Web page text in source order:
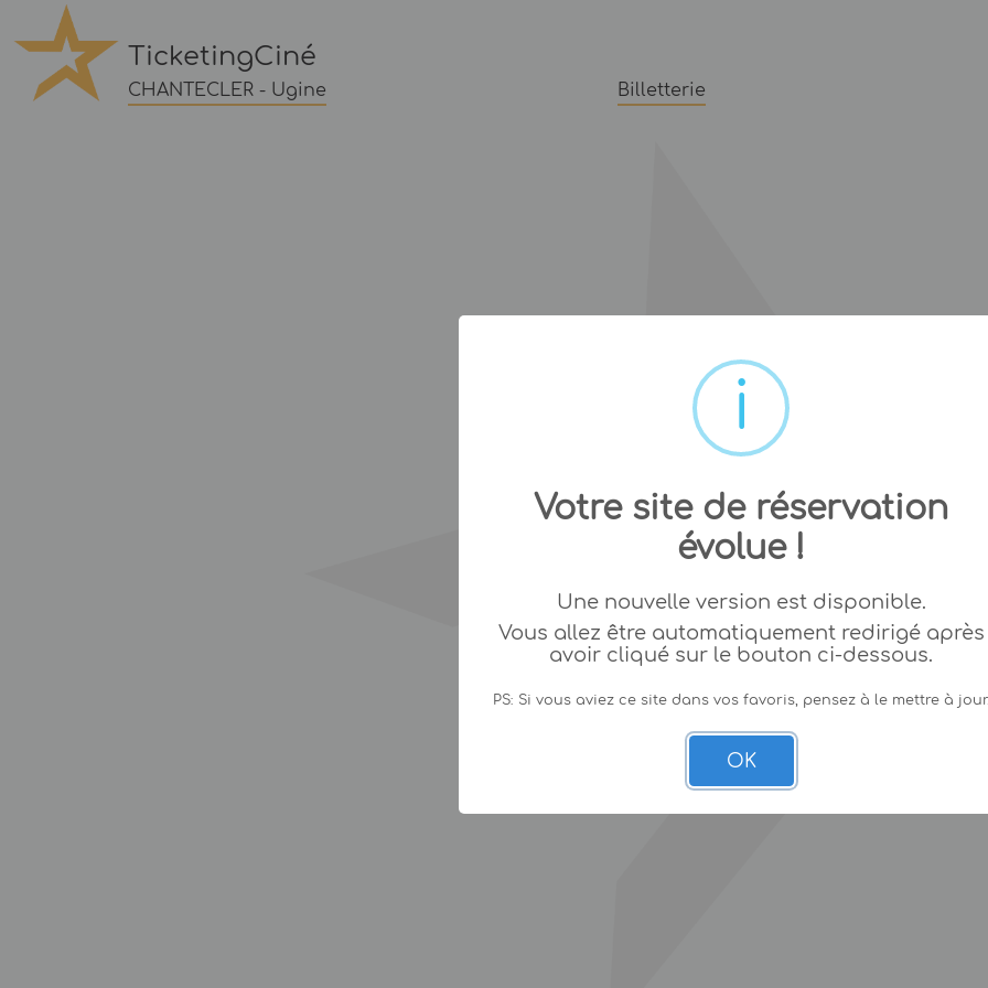
TicketingCiné
CHANTECLER - Ugine Billetterie
Votre site de réservation
évolue !
Une nouvelle version est disponible.
Vous allez être automatiquement redirigé après
avoir cliqué sur le bouton ci-dessous.
PS: Si vous aviez ce site dans vos favoris, pensez à le mettre à
OK